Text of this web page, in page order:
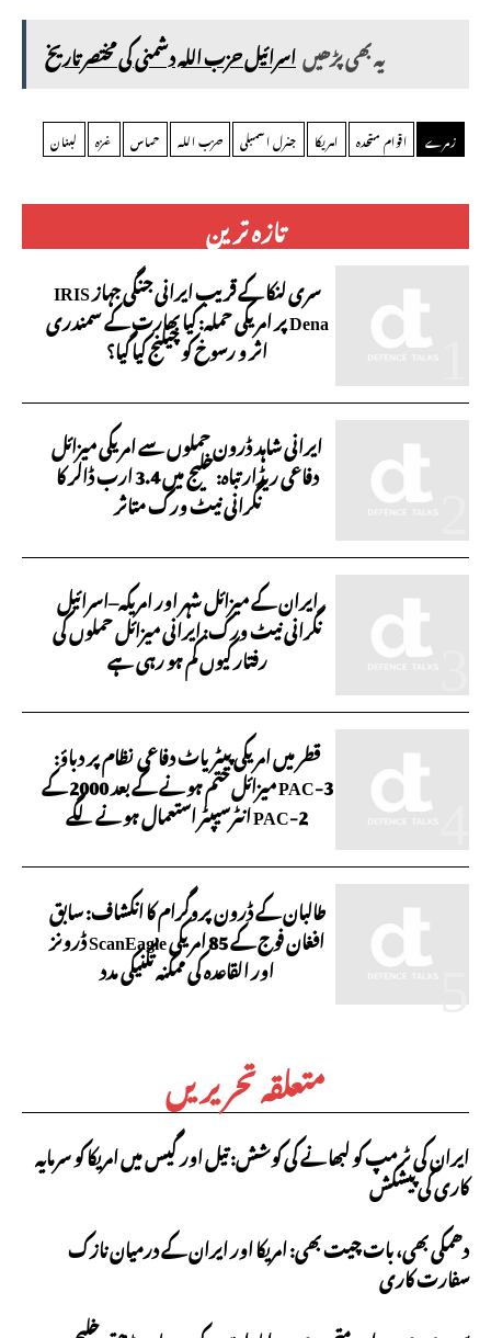
تازہ ترین
سری لنکا کے قریب ایرانی جنگی جہاز IRIS
Dena پر امریکی حملہ: کیا بھارت کے سمندری
اثر و رسوخ کو چیلنج کیا گیا؟
ایرانی شاہد ڈرون حملوں سے امریکی میزائل
دفاعی ریڈار تباہ: خلیج میں 3.4 ارب ڈالر کا
نگرانی نیٹ ورک متاثر
ایران کے میزائل شہر اور امریکہ–اسرائیل
نگرانی نیٹ ورک: ایرانی میزائل حملوں کی
رفتار کیوں کم ہو رہی ہے
قطر میں امریکی پیٹریاٹ دفاعی نظام پر دباؤ:
PAC-3 میزائل ختم ہونے کے بعد 2000 کے
PAC-2 انٹرسیپٹر استعمال ہونے لگے
طالبان کے ڈرون پروگرام کا انکشاف: سابق
افغان فوج کے 85 امریکی ScanEagle ڈرونز
اور القاعدہ کی ممکنہ تکنیکی مدد
متعلقہ تحریریں
ایران کی ٹرمپ کو لبھانے کی کوشش: تیل اور گیس میں امریکا کو سرمایہ
کاری کی پیشکش
دھمکی بھی، بات چیت بھی: امریکا اور ایران کے درمیان نازک
سفارت کاری
یہ بھی پڑھیںاسرائیل حزب اللہ دشمنی کی مختصر تاریخ
زمرے اقوام متحدہ امریکا جنرل اسمبلی حزب اللہ حماس غزہ لبنان